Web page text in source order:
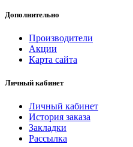
Дополнительно
Производители
Акции
Карта сайта
Личный кабинет
Личный кабинет
История заказа
Закладки
Рассылка